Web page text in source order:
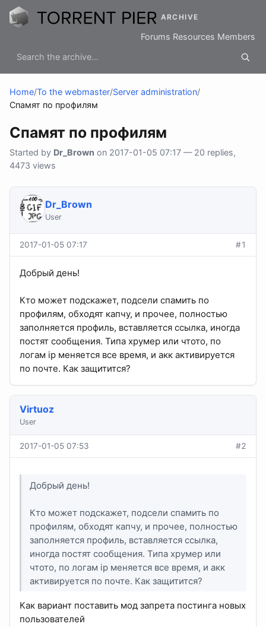
ARCHIVE
Forums Resources Members
Home/To the webmaster/Server administration/
Спамят по профилям
Спамят по профилям
Started by Dr_Brown on 2017-01-05 07:17 — 20 replies,
4473 views
Dr_Brown
User
2017-01-05 07:17 #1
Добрый день!
Кто может подскажет, подсели спамить по
профилям, обходят капчу, и прочее, полностью
заполняется профиль, вставляется ссылка, иногда
постят сообщения. Типа хрумер или чтото, по
логам ip меняется все время, и акк активируется
по почте. Как защитится?
Virtuoz
User
2017-01-05 07:53 #2
Добрый день!
Кто может подскажет, подсели спамить по
профилям, обходят капчу, и прочее, полностью
заполняется профиль, вставляется ссылка,
иногда постят сообщения. Типа хрумер или
чтото, по логам ip меняется все время, и акк
активируется по почте. Как защитится?
Как вариант поставить мод запрета постинга новых
пользователей